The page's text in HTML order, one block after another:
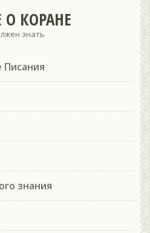
О КОРАНЕ
знать
знания